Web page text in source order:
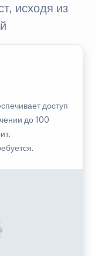
исходя из
доступ
до 100